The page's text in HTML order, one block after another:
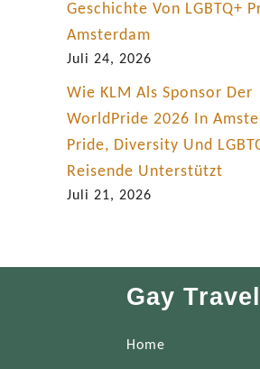
Geschichte Von LGBTQ+
Amsterdam
Juli 24, 2026
Wie KLM Als Sponsor Der
WorldPride 2026 In
Pride, Diversity Und
Reisende Unterstützt
Juli 21, 2026
Gay
Home